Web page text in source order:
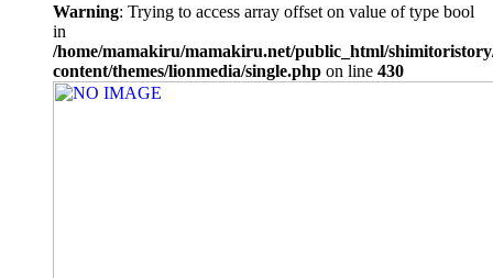
Warning: Trying to access array offset on value of type bool
in
/home/mamakiru/mamakiru.net/public_html/
content/themes/lionmedia/single.php on line 430